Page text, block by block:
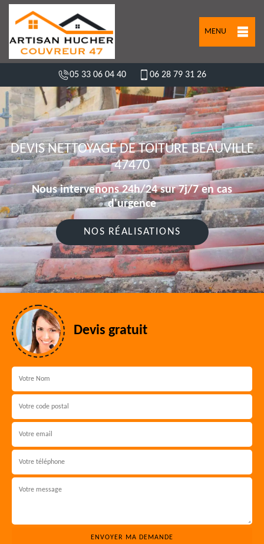
MENU
05 33 06 04 40 06 28 79 31 26
DEVIS NETTOYAGE DE TOITURE BEAUVILLE
47470
Nous intervenons 24h/24 sur 7j/7 en cas
d'urgence
NOS RÉALISATIONS
Devis gratuit